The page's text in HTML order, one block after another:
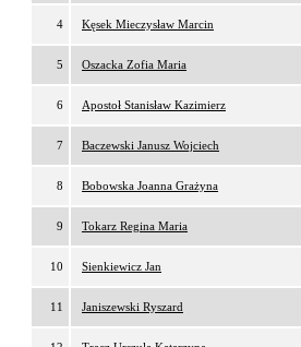
4 Kęsek Mieczysław Marcin
5 Oszacka Zofia Maria
6 Apostoł Stanisław Kazimierz
7 Baczewski Janusz Wojciech
8 Bobowska Joanna Grażyna
9 Tokarz Regina Maria
10 Sienkiewicz Jan
11 Janiszewski Ryszard